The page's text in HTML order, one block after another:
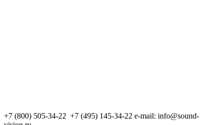
+7 (800) 505-34-22 +7 (495) 145-34-22 e-mail: info@sound-